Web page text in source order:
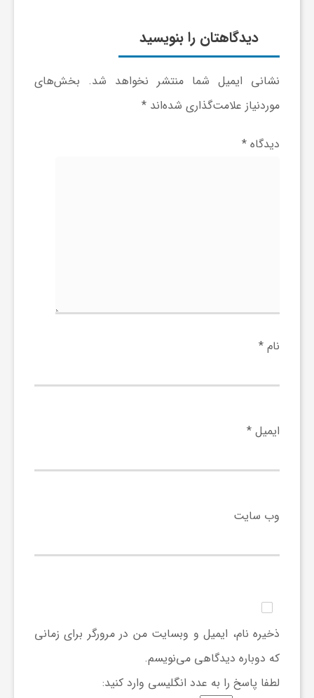
دیدگاهتان را بنویسید
نشانی ایمیل شما منتشر نخواهد شد. بخش‌های
موردنیاز علامت‌گذاری شده‌اند *
دیدگاه *
نام *
ایمیل *
وب‌ سایت
ذخیره نام، ایمیل و وبسایت من در مرورگر برای زمانی
که دوباره دیدگاهی می‌نویسم.
لطفا پاسخ را به عدد انگلیسی وارد کنید: